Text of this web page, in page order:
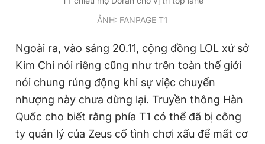
ẢNH: FANPAGE T1
Ngoài ra, vào sáng 20.11, cộng đồng LOL xứ sở
Kim Chi nói riêng cũng như trên toàn thế giới
nói chung rúng động khi sự việc chuyển
nhượng này chưa dừng lại. Truyền thông Hàn
Quốc cho biết rằng phía T1 có thể đã bị công
ty quản lý của Zeus cố tình chơi xấu để mất cơ